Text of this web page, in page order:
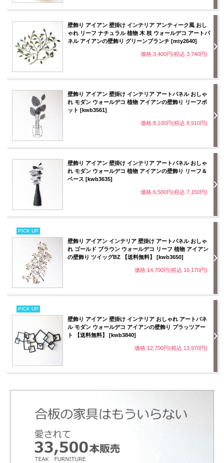
壁飾り アイアン 壁掛け インテリア アンティーク風 おし
ゃれ リーフ ナチュラル 植物 木 枝 ウォールデコ アートパ
ネル アイアンの壁飾り グリーンブランチ [mty2640]
価格:3,400円(税込 3,740円)
壁飾り アイアン 壁掛け インテリア アートパネル おしゃ
れ モダン ウォールデコ 植物 アイアンの壁飾り リーフポ
ット [kwb3561]
価格:8,100円(税込 8,910円)
壁飾り アイアン 壁掛け インテリア アートパネル おしゃ
れ モダン ウォールデコ 植物 アイアンの壁飾り リーフ＆
ベース [kwb3635]
価格:6,500円(税込 7,150円)
PICK UP
壁飾り アイアン インテリア 壁掛け アートパネル おしゃ
れ ゴールド ブラウン ウォールデコ リーフ 植物 アイアン
の壁飾り ツイッグBZ 【送料無料】 [kwb3650]
価格:14,700円(税込 16,170円)
PICK UP
壁飾り アイアン 壁掛け インテリア おしゃれ アートパネ
ル モダン ウォールデコ アイアンの壁飾り プラッツアー
ト 【送料無料】 [kwb3840]
価格:12,700円(税込 13,970円)